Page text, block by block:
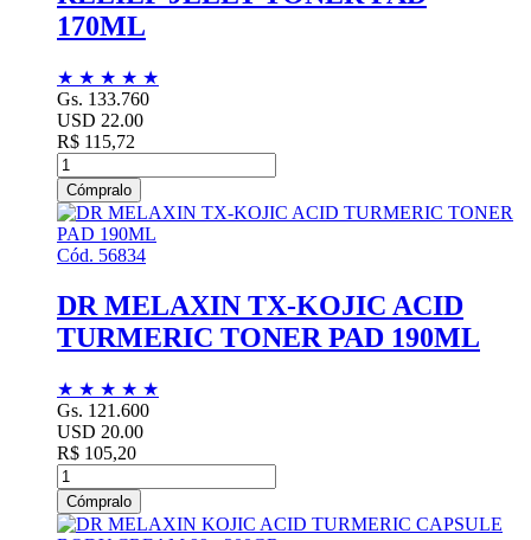
170ML
★ ★ ★ ★ ★
Gs. 133.760
USD 22.00
R$ 115,72
Cómpralo
Cód. 56834
DR MELAXIN TX-KOJIC ACID
TURMERIC TONER PAD 190ML
★ ★ ★ ★ ★
Gs. 121.600
USD 20.00
R$ 105,20
Cómpralo